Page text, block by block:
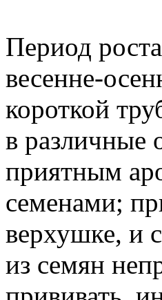
Период
весенне-
короткой
в различные
приятным
семенами;
верхушке, и
из семян